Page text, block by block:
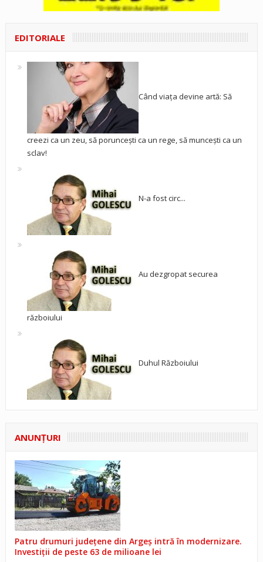
EDITORIALE
Când viața devine artă: Să
creezi ca un zeu, să poruncești ca un rege, să muncești ca un
sclav!
N-a fost circ...
Au dezgropat securea
războiului
Duhul Războiului
ANUNŢURI
Patru drumuri județene din Argeș intră în modernizare.
Investiții de peste 63 de milioane lei